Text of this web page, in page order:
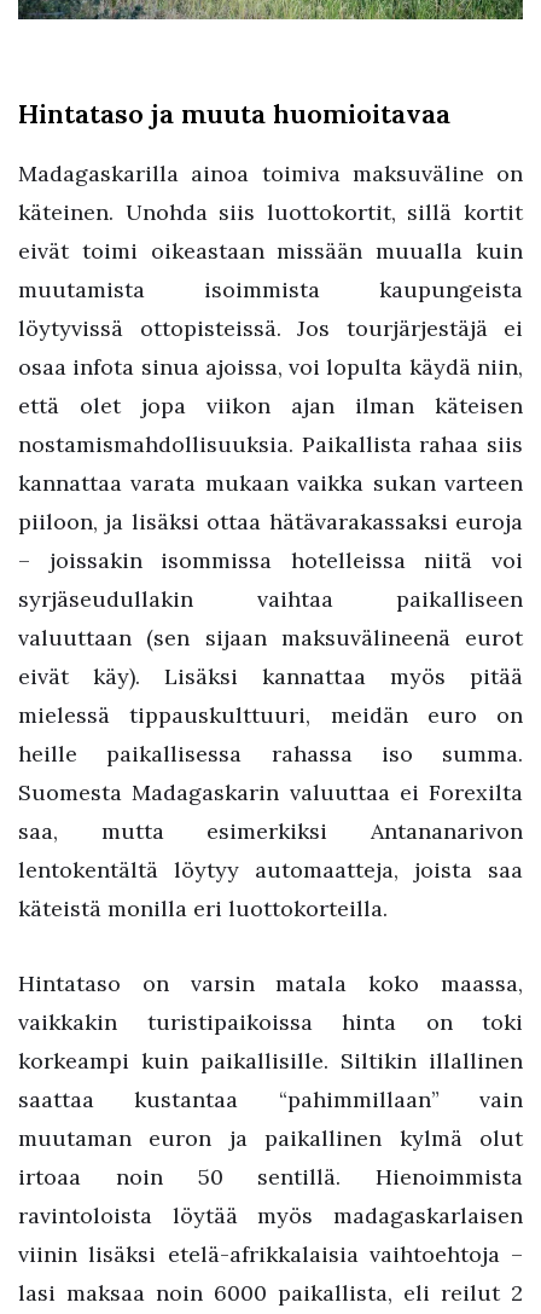
Hintataso ja muuta huomioitavaa
Madagaskarilla ainoa toimiva maksuväline on
käteinen. Unohda siis luottokortit, sillä kortit
eivät toimi oikeastaan missään muualla kuin
muutamista isoimmista kaupungeista
löytyvissä ottopisteissä. Jos tourjärjestäjä ei
osaa infota sinua ajoissa, voi lopulta käydä niin,
että olet jopa viikon ajan ilman käteisen
nostamismahdollisuuksia. Paikallista rahaa siis
kannattaa varata mukaan vaikka sukan varteen
piiloon, ja lisäksi ottaa hätävarakassaksi euroja
– joissakin isommissa hotelleissa niitä voi
syrjäseudullakin vaihtaa paikalliseen
valuuttaan (sen sijaan maksuvälineenä eurot
eivät käy). Lisäksi kannattaa myös pitää
mielessä tippauskulttuuri, meidän euro on
heille paikallisessa rahassa iso summa.
Suomesta Madagaskarin valuuttaa ei Forexilta
saa, mutta esimerkiksi Antananarivon
lentokentältä löytyy automaatteja, joista saa
käteistä monilla eri luottokorteilla.
Hintataso on varsin matala koko maassa,
vaikkakin turistipaikoissa hinta on toki
korkeampi kuin paikallisille. Siltikin illallinen
saattaa kustantaa “pahimmillaan” vain
muutaman euron ja paikallinen kylmä olut
irtoaa noin 50 sentillä. Hienoimmista
ravintoloista löytää myös madagaskarlaisen
viinin lisäksi etelä-afrikkalaisia vaihtoehtoja –
lasi maksaa noin 6000 paikallista, eli reilut 2